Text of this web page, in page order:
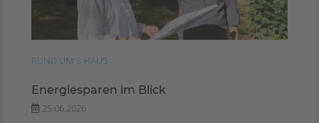
RUND UM'S HAUS
Energiesparen im Blick
25.06.2026